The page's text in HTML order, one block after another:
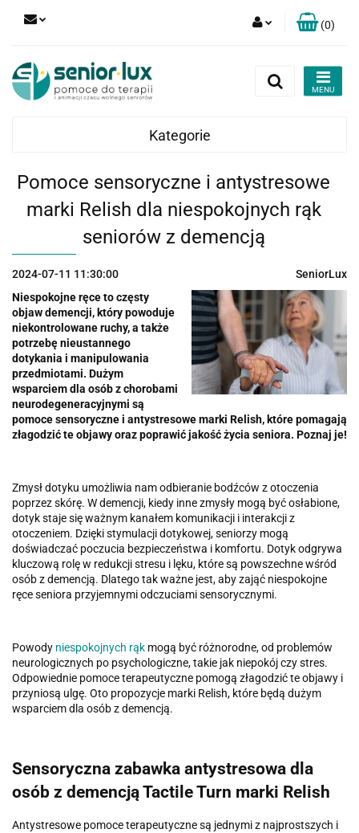
Zarejestruj się
Zgody cookies
(0)
Kategorie
Pomoce sensoryczne i antystresowe
marki Relish dla niespokojnych rąk
seniorów z demencją
2024-07-11 11:30:00
SeniorLux
Niespokojne ręce to częsty
objaw demencji, który powoduje
niekontrolowane ruchy, a także
potrzebę nieustannego
dotykania i manipulowania
przedmiotami. Dużym
wsparciem dla osób z chorobami
neurodegeneracyjnymi są
pomoce sensoryczne i antystresowe marki Relish, które pomagają
złagodzić te objawy oraz poprawić jakość życia seniora. Poznaj je!
Zmysł dotyku umożliwia nam odbieranie bodźców z otoczenia
poprzez skórę. W demencji, kiedy inne zmysły mogą być osłabione,
dotyk staje się ważnym kanałem komunikacji i interakcji z
otoczeniem. Dzięki stymulacji dotykowej, seniorzy mogą
doświadczać poczucia bezpieczeństwa i komfortu. Dotyk odgrywa
kluczową rolę w redukcji stresu i lęku, które są powszechne wśród
osób z demencją. Dlatego tak ważne jest, aby zająć niespokojne
ręce seniora przyjemnymi odczuciami sensorycznymi.
Powody niespokojnych rąk mogą być różnorodne, od problemów
neurologicznych po psychologiczne, takie jak niepokój czy stres.
Odpowiednie pomoce terapeutyczne pomogą złagodzić te objawy i
przyniosą ulgę. Oto propozycje marki Relish, które będą dużym
wsparciem dla osób z demencją.
Sensoryczna zabawka antystresowa dla
osób z demencją Tactile Turn marki Relish
Antystresowe pomoce terapeutyczne są jednymi z najprostszych i